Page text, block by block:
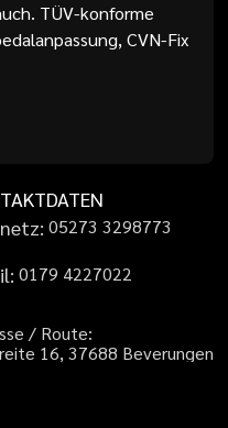
TÜV-konforme
CVN-Fix
05273 3298773
01 79 4227022
sse / Route:
reite 16, 37688 Beverungen